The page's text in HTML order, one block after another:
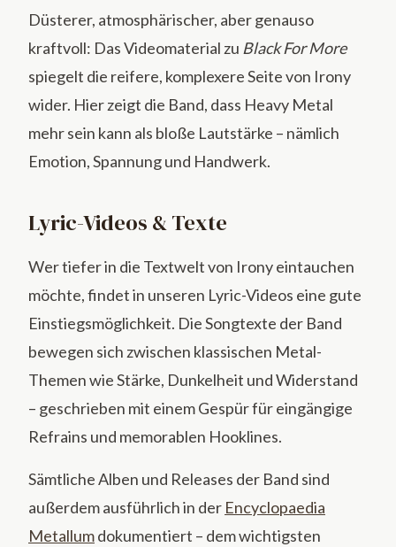
Düsterer, atmosphärischer, aber genauso
kraftvoll: Das Videomaterial zu Black For More
spiegelt die reifere, komplexere Seite von Irony
wider. Hier zeigt die Band, dass Heavy Metal
mehr sein kann als bloße Lautstärke – nämlich
Emotion, Spannung und Handwerk.
Lyric-Videos & Texte
Wer tiefer in die Textwelt von Irony eintauchen
möchte, findet in unseren Lyric-Videos eine gute
Einstiegsmöglichkeit. Die Songtexte der Band
bewegen sich zwischen klassischen Metal-
Themen wie Stärke, Dunkelheit und Widerstand
– geschrieben mit einem Gespür für eingängige
Refrains und memorablen Hooklines.
Sämtliche Alben und Releases der Band sind
außerdem ausführlich in der Encyclopaedia
Metallumdokumentiert – dem wichtigsten